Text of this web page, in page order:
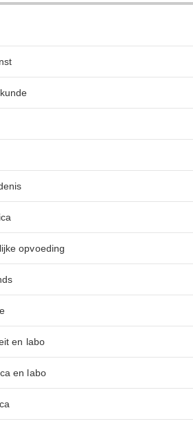
opvoeding
en labo
en labo